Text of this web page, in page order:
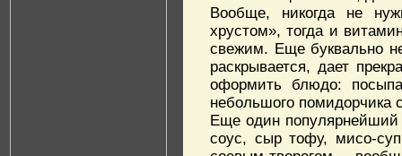
Вообще, никогда не
хрустом», тогда и
свежим. Еще буквально
раскрывается, дает
оформить блюдо:
небольшого помидорчика
Еще один популярнейший
соус, сыр тофу, мисо-